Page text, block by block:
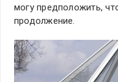
могу предположить,
продолжение.